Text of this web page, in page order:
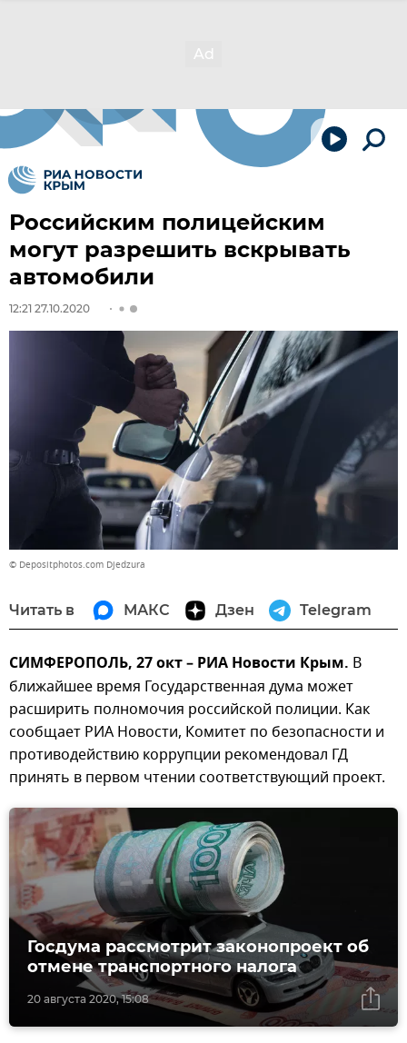
Российским полицейским
могут разрешить вскрывать
автомобили
12:21 27.10.2020
© Depositphotos.com Djedzura
Читать в МАКС Дзен Telegram
СИМФЕРОПОЛЬ, 27 окт – РИА Новости Крым. В
ближайшее время Государственная дума может
расширить полномочия российской полиции. Как
сообщает РИА Новости, Комитет по безопасности и
противодействию коррупции рекомендовал ГД
принять в первом чтении соответствующий проект.
20 августа 2020, 15:08
Госдума рассмотрит законопроект об
отмене транспортного налога